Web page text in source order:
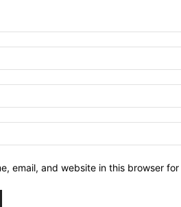
email, and website in this browser